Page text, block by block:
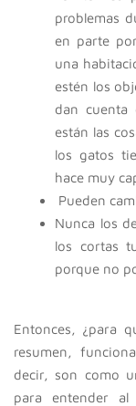
problemas
en parte
una
estén los
dan
están las
los gatos
hace muy
Pueden
Nunca los
los cortas
porque no
Entonces, ¿para
resumen,
decir, son como
para entender